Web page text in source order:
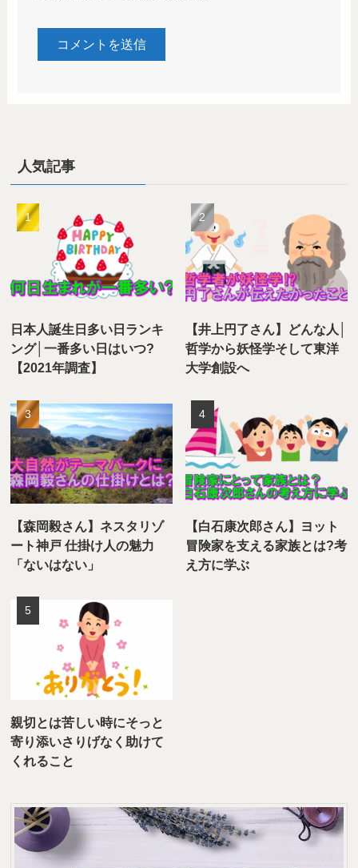
人気記事
日本人誕生日多い日ランキ
ング│一番多い日はいつ?
【2021年調査】
【井上円了さん】どんな人│
哲学から妖怪学そして東洋
大学創設へ
【森岡毅さん】ネスタリゾ
ート神戸 仕掛け人の魅力
「ないはない」
【白石康次郎さん】ヨット
冒険家を支える家族とは?考
え方に学ぶ
親切とは苦しい時にそっと
寄り添いさりげなく助けて
くれること